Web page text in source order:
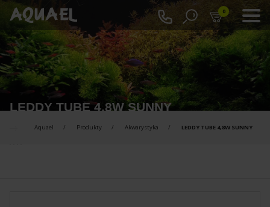
0
LEDDY TUBE 4,8W SUNNY
Aquael Produkty Akwarystyka LEDDY TUBE 4,8W SUNNY